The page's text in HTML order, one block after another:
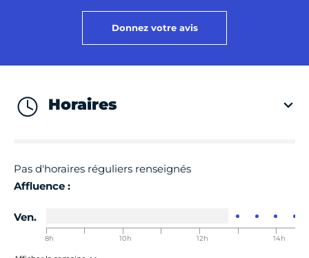
Donnez votre avis
Horaires
Pas d'horaires réguliers renseignés
Affluence :
Ven.
8h
00-8h30 10h
00-10h30 12h
00-12h30 14h
00-14h30